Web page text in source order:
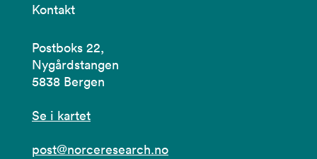
Kontakt
Postboks 22,
Nygårdstangen
5838 Bergen
Se i kartet
post@norceresearch.no